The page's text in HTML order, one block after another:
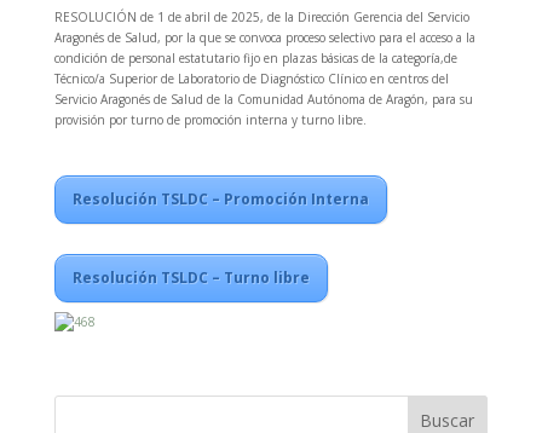
RESOLUCIÓN de 1 de abril de 2025, de la Dirección Gerencia del Servicio
Aragonés de Salud, por la que se convoca proceso selectivo para el acceso a la
condición de personal estatutario fijo en plazas básicas de la categoría,de
Técnico/a Superior de Laboratorio de Diagnóstico Clínico en centros del
Servicio Aragonés de Salud de la Comunidad Autónoma de Aragón, para su
provisión por turno de promoción interna y turno libre.
Resolución TSLDC – Promoción Interna
Resolución TSLDC – Turno libre